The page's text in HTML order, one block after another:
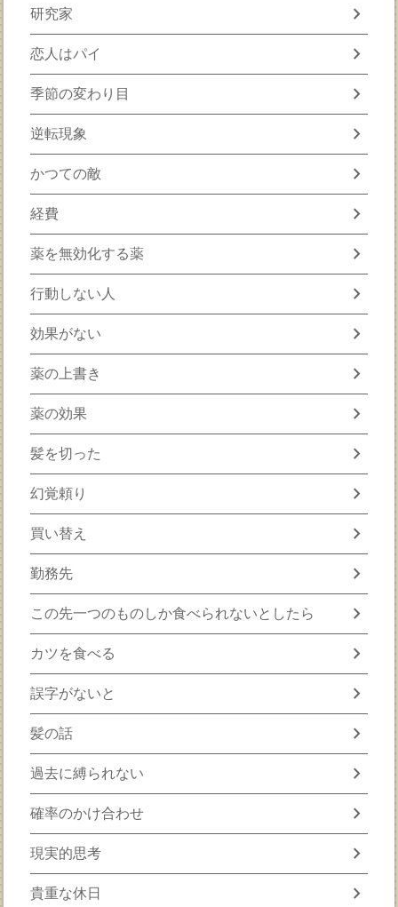
研究家 chevron_right
恋人はパイ chevron_right
季節の変わり目 chevron_right
逆転現象 chevron_right
かつての敵 chevron_right
経費 chevron_right
薬を無効化する薬 chevron_right
行動しない人 chevron_right
効果がない chevron_right
薬の上書き chevron_right
薬の効果 chevron_right
髪を切った chevron_right
幻覚頼り chevron_right
買い替え chevron_right
勤務先 chevron_right
この先一つのものしか食べられないとしたら chevron_right
カツを食べる chevron_right
誤字がないと chevron_right
髪の話 chevron_right
過去に縛られない chevron_right
確率のかけ合わせ chevron_right
現実的思考 chevron_right
貴重な休日 chevron_right